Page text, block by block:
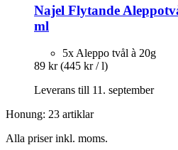
Najel Flytande
ml
5x Aleppo tvål à 20g
89 kr (445 kr / l)
Leverans till 11. september
Honung: 23 artiklar
Alla priser inkl. moms.